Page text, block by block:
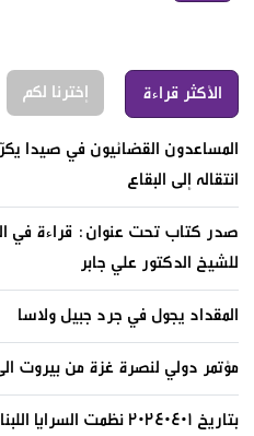
الأكثر قراءة إخترنا لكم
المساعدون القضائيون في صيدا
انتقاله إلى البقاع
صدر كتاب تحت عنوان: قراءة في
للشيخ الدكتور علي جابر
المقداد يجول في جرد جبيل ولاسا
مؤتمر دولي لنصرة غزة من بيروت
بتاريخ ٢٠٢٤٠٤٠١ نظمت